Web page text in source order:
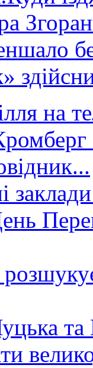
на
та